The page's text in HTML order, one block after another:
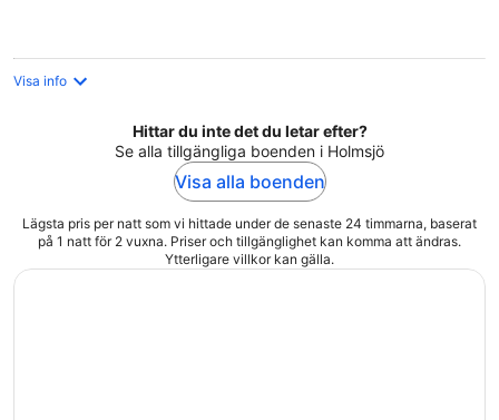
Visa info
Hittar du inte det du letar efter?
Se alla tillgängliga boenden i Holmsjö
Visa alla boenden
Lägsta pris per natt som vi hittade under de senaste 24 timmarna, baserat
på 1 natt för 2 vuxna. Priser och tillgänglighet kan komma att ändras.
Ytterligare villkor kan gälla.